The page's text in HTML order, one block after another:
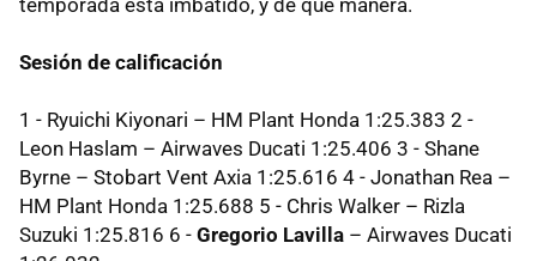
temporada está imbatido, y de qué manera.
Sesión de calificación
1 - Ryuichi Kiyonari – HM Plant Honda 1:25.383 2 -
Leon Haslam – Airwaves Ducati 1:25.406 3 - Shane
Byrne – Stobart Vent Axia 1:25.616 4 - Jonathan Rea –
HM Plant Honda 1:25.688 5 - Chris Walker – Rizla
Suzuki 1:25.816 6 - Gregorio Lavilla – Airwaves Ducati